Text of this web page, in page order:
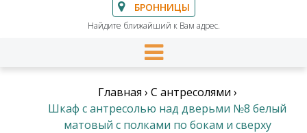
БРОННИЦЫ
Найдите ближайший к Вам адрес.
Главная › С антресолями ›
Шкаф с антресолью над дверьми №8 белый
матовый с полками по бокам и сверху